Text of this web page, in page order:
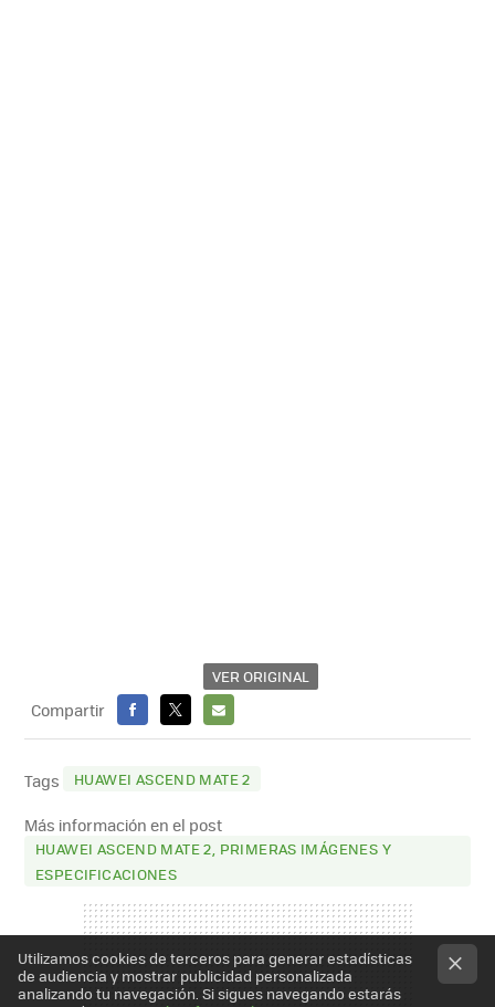
VER ORIGINAL
Compartir
FACEBOOK
X
E-
MAIL
Tags HUAWEI ASCEND MATE 2
Más información en el post
HUAWEI ASCEND MATE 2, PRIMERAS IMÁGENES Y
ESPECIFICACIONES
Utilizamos cookies de terceros para generar estadísticas
de audiencia y mostrar publicidad personalizada
analizando tu navegación. Si sigues navegando estarás